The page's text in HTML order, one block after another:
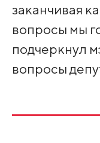
заканчивая
вопросы мы
подчеркнул
вопросы